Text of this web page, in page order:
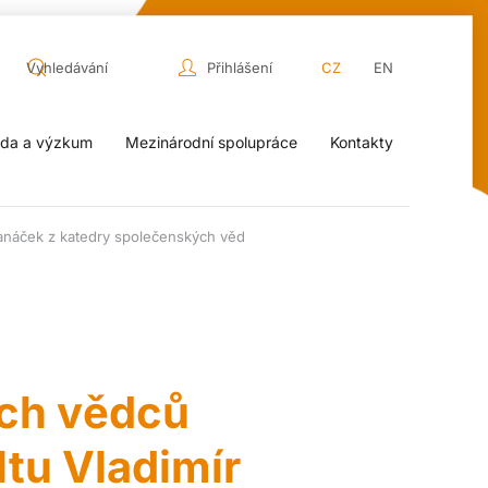
Přihlášení CZ EN
a výzkum Mezinárodní spolupráce Kontakty
z katedry společenských věd
vědců
Vladimír